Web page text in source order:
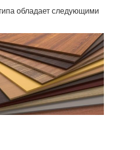
обладает следующими